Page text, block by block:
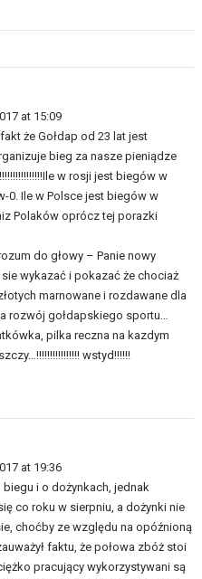
at 15:09
że Gołdap od 23 lat jest
bieg za nasze pieniądze
w rosji jest biegów w
0. Ile w Polsce jest biegów w
Polaków oprócz tej porazki
do głowy – Panie nowy
wykazać i pokazać że chociaż
marnowane i rozdawane dla
rozwój gołdapskiego sportu…
pilka reczna na kazdym
wstyd!!!!!!
at 19:36
i o dożynkach, jednak
co roku w sierpniu, a dożynki nie
choćby ze względu na opóźnioną
faktu, że połowa zbóż stoi
pracujący wykorzystywani są